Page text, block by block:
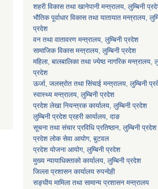
शहरी विकास तथा खानेपानी मन्त्रालय, लुम्बिनी
भौतिक पूर्वाधार विकास तथा यातायात मन्त्रालय,
प्रदेश
वन तथा वातावरण मन्त्रालय, लुम्बिनी प्रदेश
सामाजिक विकास मन्त्रालय, लुम्बिनी प्रदेश
महिला, बालबालिका तथा ज्येष्ठ नागरिक मन्त्रालय,
प्रदेश
ऊर्जा, जलस्रोत तथा सिंचाई मन्त्रालय, लुम्बिनी
स्वास्थ्य मन्त्रालय, लुम्बिनी प्रदेश
प्रदेश लेखा नियन्त्रक कार्यालय, लुम्बिनी प्रदेश
लुम्बिनी प्रदेश प्रहरी कार्यालय, दाङ
सूचना तथा संचार प्रविधि प्रतिष्ठान, लुम्बिनी प्रदेश
प्रदेश लोक सेवा आयोग, बुटवल
प्रदेश योजना आयोग, लुम्बिनी प्रदेश
मुख्य न्यायाधिक्ताको कार्यालय, लुम्बिनी प्रदेश
जिल्ला प्रशासन कार्यालय रुपन्देही
सङ्घीय मामिला तथा सामान्य प्रशासन मन्त्रालय